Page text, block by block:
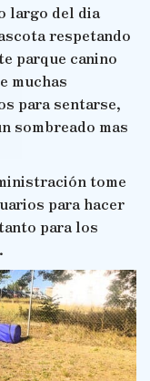
largo del dia
respetando
parque canino
muchas
para sentarse,
sombreado mas
tome
para hacer
para los